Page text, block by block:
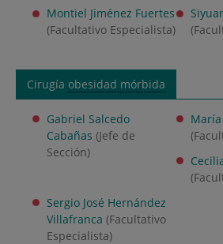
Montiel Jiménez Fuertes
(Facultativo Especialista)
Cirugía obesidad mórbida
Gabriel Salcedo
Cabañas (Jefe de
Sección)
María
Sergio José Hernández
Villafranca (Facultativo
Especialista)